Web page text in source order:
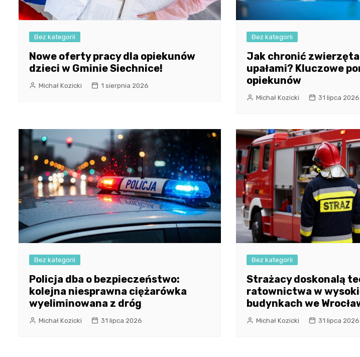
Bez kategorii
Nowe oferty pracy dla opiekunów
dzieci w Gminie Siechnice!
Michał Kozicki 1 sierpnia 2026
Bez kategorii
Jak chronić
upałami? Kluczowe
opiekunów
Michał Kozicki 31 lipca 2026
Bez kategorii
Policja dba o bezpieczeństwo:
kolejna niesprawna ciężarówka
wyeliminowana z dróg
Michał Kozicki 31 lipca 2026
Bez kategorii
Strażacy doskonalą
ratownictwa w
budynkach we
Michał Kozicki 31 lipca 2026